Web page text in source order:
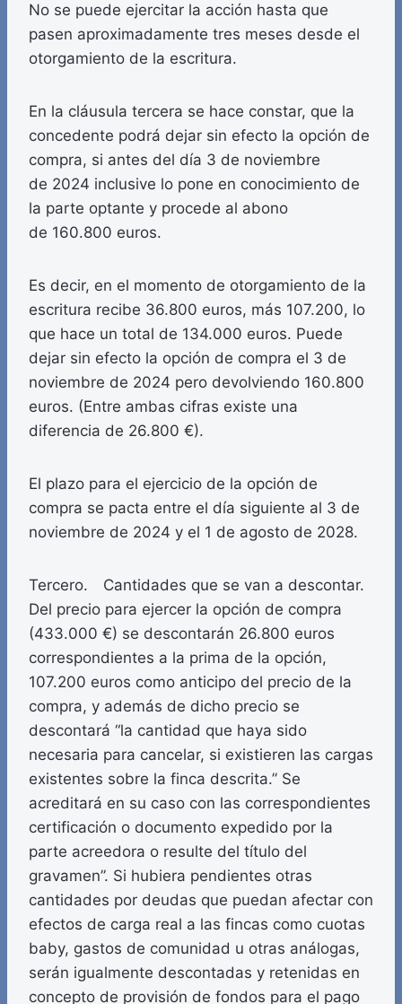
No se puede ejercitar la acción hasta que
pasen aproximadamente tres meses desde el
otorgamiento de la escritura.
En la cláusula tercera se hace constar, que la
concedente podrá dejar sin efecto la opción de
compra, si antes del día 3 de noviembre
de 2024 inclusive lo pone en conocimiento de
la parte optante y procede al abono
de 160.800 euros.
Es decir, en el momento de otorgamiento de la
escritura recibe 36.800 euros, más 107.200, lo
que hace un total de 134.000 euros. Puede
dejar sin efecto la opción de compra el 3 de
noviembre de 2024 pero devolviendo 160.800
euros. (Entre ambas cifras existe una
diferencia de 26.800 €).
El plazo para el ejercicio de la opción de
compra se pacta entre el día siguiente al 3 de
noviembre de 2024 y el 1 de agosto de 2028.
Tercero. Cantidades que se van a descontar.
Del precio para ejercer la opción de compra
(433.000 €) se descontarán 26.800 euros
correspondientes a la prima de la opción,
107.200 euros como anticipo del precio de la
compra, y además de dicho precio se
descontará “la cantidad que haya sido
necesaria para cancelar, si existieren las cargas
existentes sobre la finca descrita.” Se
acreditará en su caso con las correspondientes
certificación o documento expedido por la
parte acreedora o resulte del título del
gravamen”. Si hubiera pendientes otras
cantidades por deudas que puedan afectar con
efectos de carga real a las fincas como cuotas
baby, gastos de comunidad u otras análogas,
serán igualmente descontadas y retenidas en
concepto de provisión de fondos para el pago